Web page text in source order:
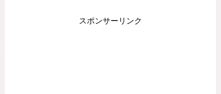
スポンサーリンク